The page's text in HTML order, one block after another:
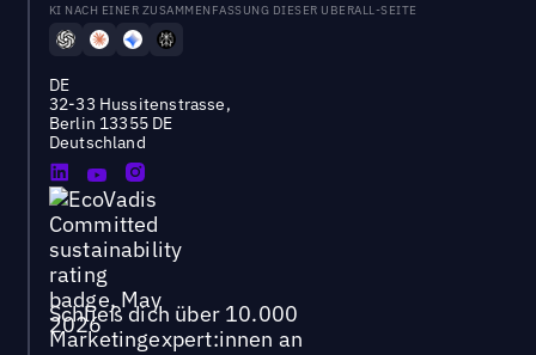
KI NACH EINER ZUSAMMENFASSUNG DIESER UBERALL-SEITE
DE
32-33 Hussitenstrasse,
Berlin 13355 DE
Deutschland
Schließ dich über 10.000
Marketingexpert:innen an